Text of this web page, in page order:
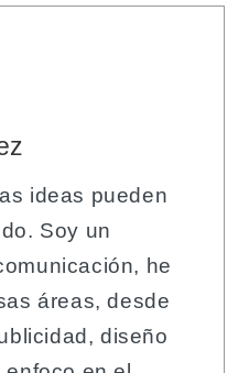
ideas pueden
Soy un
he
áreas, desde
diseño